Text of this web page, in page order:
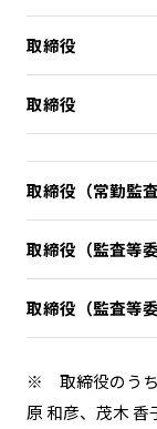
取締役
取締役
取締役（常勤監査
取締役（監査等委
取締役（監査等委
※ 取締役のうち
原 和彦、茂木